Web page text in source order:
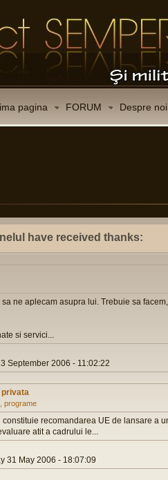
pagina FORUM Despre noi
have received thanks:
ne aplecam asupra lui. Trebuie sa
si servici...
September 2006 - 11:02:22
privata
programe
constituie recomandarea UE de lansare a
atit a cadrului le...
31 May 2006 - 18:07:09